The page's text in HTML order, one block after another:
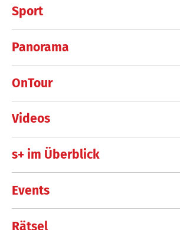
Sport
Panorama
OnTour
Videos
s+ im Überblick
Events
Rätsel